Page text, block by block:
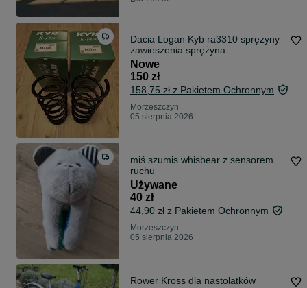
Dacia Logan Kyb ra3310 sprężyny
zawieszenia sprężyna
Nowe
150 zł
158,75 zł z Pakietem Ochronnym
Morzeszczyn
05 sierpnia 2026
miś szumis whisbear z sensorem
ruchu
Używane
40 zł
44,90 zł z Pakietem Ochronnym
Morzeszczyn
05 sierpnia 2026
Rower Kross dla nastolatków